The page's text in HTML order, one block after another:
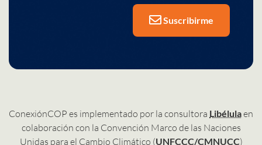
Suscribirme
ConexiónCOP es implementado por la consultora Libélulaen
colaboración con la Convención Marco de las Naciones
Unidas para el Cambio Climático (UNFCCC/CMNUCC)